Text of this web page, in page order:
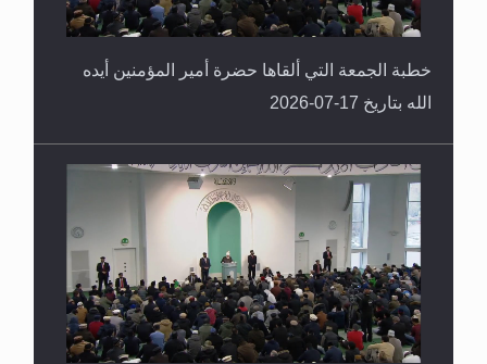
خطبة الجمعة التي ألقاها حضرة أمير المؤمنين أيده
الله بتاريخ 17-07-2026